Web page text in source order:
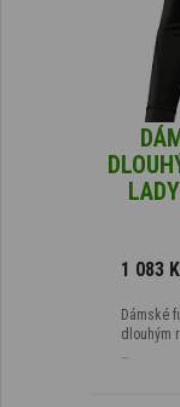
1 083
Dámské
dlouhým
…